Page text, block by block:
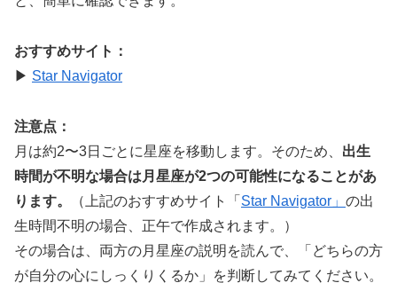
おすすめサイト：
▶︎ Star Navigator
注意点：
月は約2〜3日ごとに星座を移動します。そのため、 出生
時間が不明な場合は月星座が2つの可能性になることがあ
ります。
（上記のおすすめサイト「 Star Navigator」 の出
生時間不明の場合、正午で作成されます。）
その場合は、両方の月星座の説明を読んで、「どちらの方
が自分の心にしっくりくるか」を判断してみてください。